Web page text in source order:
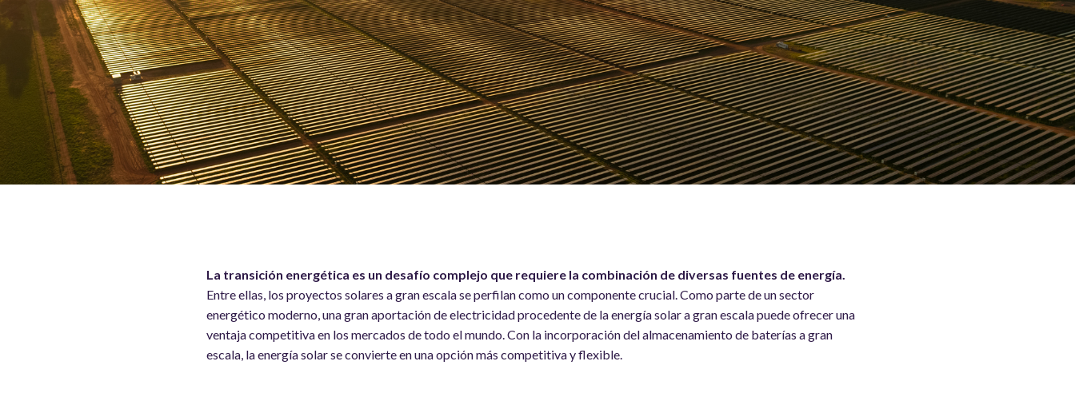
La transición energética es un desafío complejo que requiere la combinación de diversas fuentes de energía.
Entre ellas, los proyectos solares a gran escala se perfilan como un componente crucial. Como parte de un sector
energético moderno, una gran aportación de electricidad procedente de la energía solar a gran escala puede ofrecer una
ventaja competitiva en los mercados de todo el mundo. Con la incorporación del almacenamiento de baterías a gran
escala, la energía solar se convierte en una opción más competitiva y flexible.